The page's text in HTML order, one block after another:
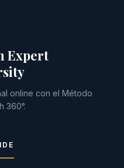
Expert
online con el Método
360°.